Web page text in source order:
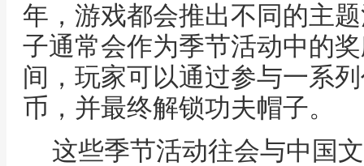
年，游戏都会推出不同的主
子通常会作为季节活动中的
间，玩家可以通过参与一系
币，并最终解锁功夫帽子。
这些季节活动往会与中国